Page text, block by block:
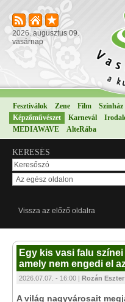
2026. augusztus 09.
vasárnap
Fesztiválok Zene Film Színház
Képzőművészet
Karnevál
MEDIAWAVE
AlteRába
KERESÉS
Vissza az előző oldalra
Egy kis vasi falu
amely nem engedi el
2026.07.07. - 16:00 | Rozán Eszter
A világ nagyvárosait